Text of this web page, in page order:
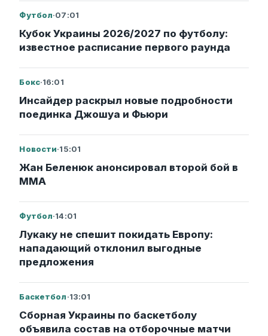
Футбол·07:01
Кубок Украины 2026/2027 по футболу:
известное расписание первого раунда
Бокс·16:01
Инсайдер раскрыл новые подробности
поединка Джошуа и Фьюри
Новости·15:01
Жан Беленюк анонсировал второй бой в
ММА
Футбол·14:01
Лукаку не спешит покидать Европу:
нападающий отклонил выгодные
предложения
Баскетбол·13:01
Сборная Украины по баскетболу
объявила состав на отборочные матчи